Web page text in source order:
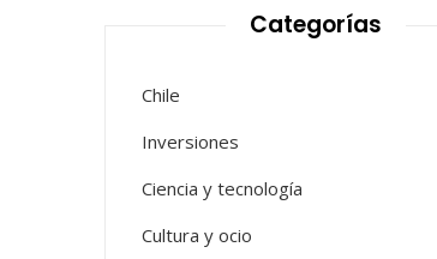
Categorías
Chile
Inversiones
Ciencia y tecnología
Cultura y ocio